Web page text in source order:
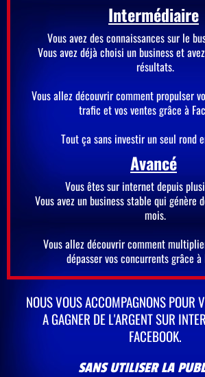
Intermédiaire
Vous avez des connaissances sur le
Vous avez déjà choisi un business et
résultats.
Vous allez découvrir comment propulser
trafic et vos ventes grâce à
Tout ça sans investir un seul rond
Avancé
Vous êtes sur internet depuis
Vous avez un business stable qui génère
mois.
Vous allez découvrir comment
dépasser vos concurrents grâce à
NOUS VOUS ACCOMPAGNONS POUR
A GAGNER DE L'ARGENT SUR
FACEBOOK.
SANS UTILISER LA